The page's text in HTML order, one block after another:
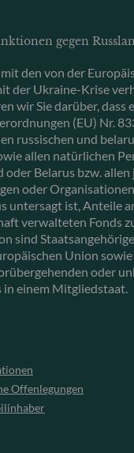
gegen
den von der
der Ukraine-Krise
wir Sie darüber, dass
(EU) Nr.
russischen und
allen natürlichen
oder Belarus bzw.
oder
untersagt ist, Anteile
verwalteten Fonds
sind
Union
oder
einem Mitgliedstaat.
Offenlegungen